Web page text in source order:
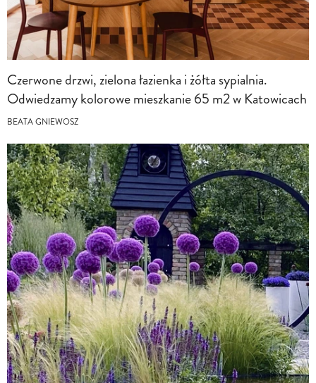
Czerwone drzwi, zielona łazienka i żółta sypialnia.
Odwiedzamy kolorowe mieszkanie 65 m2 w Katowicach
BEATA GNIEWOSZ